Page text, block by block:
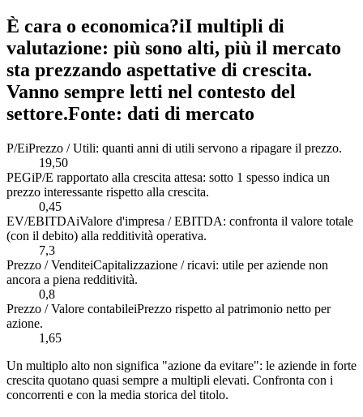
È cara o economica?iI multipli di
valutazione: più sono alti, più il mercato
sta prezzando aspettative di crescita.
Vanno sempre letti nel contesto del
settore.Fonte: dati di mercato
P/EiPrezzo / Utili: quanti anni di utili servono a ripagare il prezzo.
19,50
PEGiP/E rapportato alla crescita attesa: sotto 1 spesso indica un
prezzo interessante rispetto alla crescita.
0,45
EV/EBITDAiValore d'impresa / EBITDA: confronta il valore totale
(con il debito) alla redditività operativa.
7,3
Prezzo / VenditeiCapitalizzazione / ricavi: utile per aziende non
ancora a piena redditività.
0,8
Prezzo / Valore contabileiPrezzo rispetto al patrimonio netto per
azione.
1,65
Un multiplo alto non significa "azione da evitare": le aziende in forte
crescita quotano quasi sempre a multipli elevati. Confronta con i
concorrenti e con la media storica del titolo.